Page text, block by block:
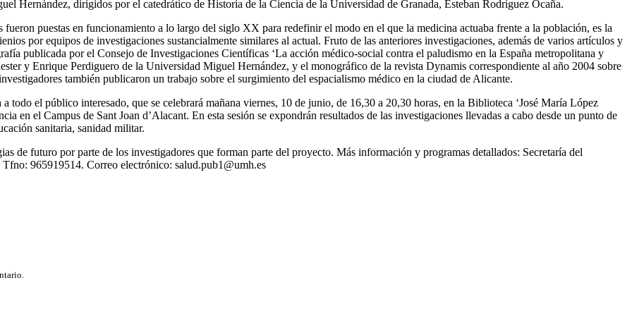
Hernández, dirigidos por el catedrático de Historia de la Ciencia de la Universidad de Granada, Esteban Rodríguez Ocaña.
puestas en funcionamiento a lo largo del siglo XX para redefinir el modo en el que la medicina actuaba frente a la población, es la
por equipos de investigaciones sustancialmente similares al actual. Fruto de las anteriores investigaciones, además de varios artículos y
publicada por el Consejo de Investigaciones Científicas ‘La acción médico-social contra el paludismo en la España metropolitana y
y Enrique Perdiguero de la Universidad Miguel Hernández, y el monográfico de la revista Dynamis correspondiente al año 2004 sobre
también publicaron un trabajo sobre el surgimiento del espacialismo médico en la ciudad de Alicante.
todo el público interesado, que se celebrará mañana viernes, 10 de junio, de 16,30 a 20,30 horas, en la Biblioteca ‘José María López
en el Campus de Sant Joan d’Alacant. En esta sesión se expondrán resultados de las investigaciones llevadas a cabo desde un punto de
sanitaria, sanidad militar.
de futuro por parte de los investigadores que forman parte del proyecto. Más información y programas detallados: Secretaría del
965919514. Correo electrónico: salud.pub1@umh.es